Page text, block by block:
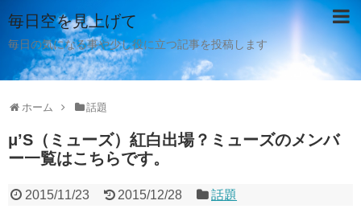
毎日空を見上げて
毎日の気になる事や少し役に立つ記事を投稿します
ホーム 話題
μ’S（ミューズ）紅白出場？ミューズのメンバ
ー一覧はこちらです。
2015/11/23 2015/12/28 話題